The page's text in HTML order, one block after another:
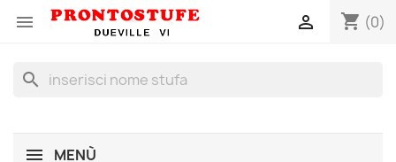
 shopping_cart (0)

search
MENÙ